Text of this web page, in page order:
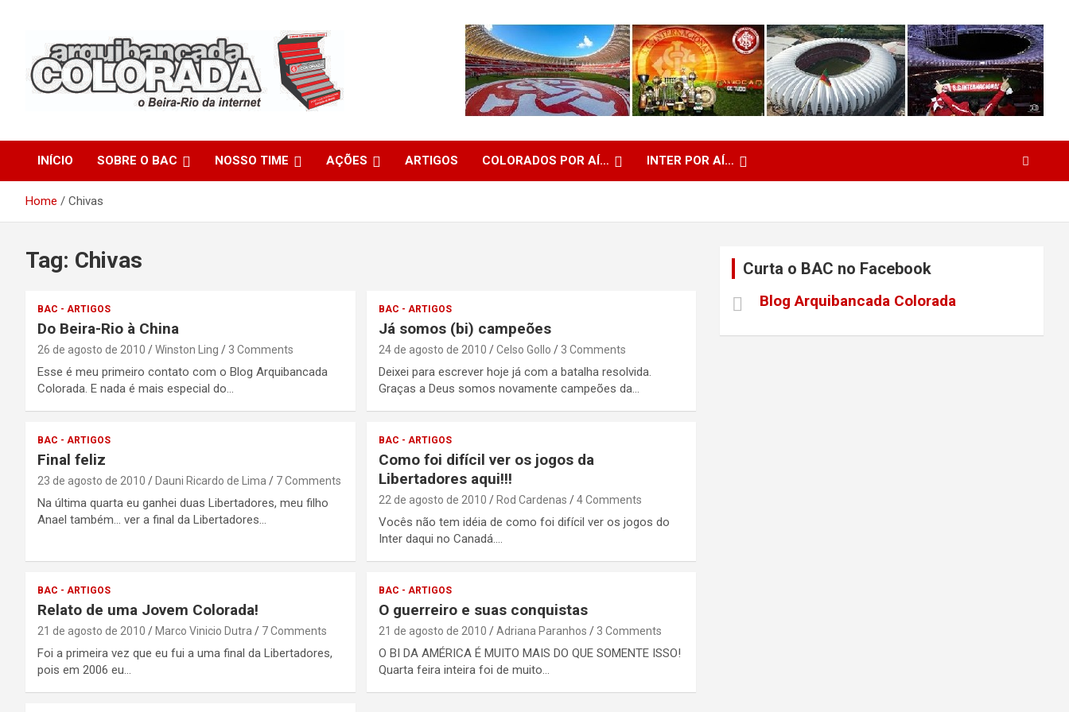
Arquibancada Colorada
INÍCIO SOBRE O BAC NOSSO TIME AÇÕES ARTIGOS COLORADOS POR AÍ… INTER POR AÍ…
Home Chivas
Tag: Chivas
BAC - ARTIGOS
Do Beira-Rio à China
26 de agosto de 2010 Winston Ling 3 Comments
Esse é meu primeiro contato com o Blog Arquibancada
Colorada. E nada é mais especial do…
BAC - ARTIGOS
Já somos (bi) campeões
24 de agosto de 2010 Celso Gollo 3 Comments
Deixei para escrever hoje já com a batalha resolvida.
Graças a Deus somos novamente campeões da…
BAC - ARTIGOS
Final feliz
23 de agosto de 2010 Dauni Ricardo de Lima 7 Comments
Na última quarta eu ganhei duas Libertadores, meu filho
Anael também… ver a final da Libertadores…
BAC - ARTIGOS
Como foi difícil ver os jogos da
Libertadores aqui!!!
22 de agosto de 2010 Rod Cardenas 4 Comments
Vocês não tem idéia de como foi difícil ver os jogos do
Inter daqui no Canadá.…
BAC - ARTIGOS
Relato de uma Jovem Colorada!
21 de agosto de 2010 Marco Vinicio Dutra 7 Comments
Foi a primeira vez que eu fui a uma final da Libertadores,
pois em 2006 eu…
BAC - ARTIGOS
O guerreiro e suas conquistas
21 de agosto de 2010 Adriana Paranhos 3 Comments
O BI DA AMÉRICA É MUITO MAIS DO QUE SOMENTE ISSO!
Quarta feira inteira foi de muito…
Curta o BAC no Facebook
Blog Arquibancada Colorada